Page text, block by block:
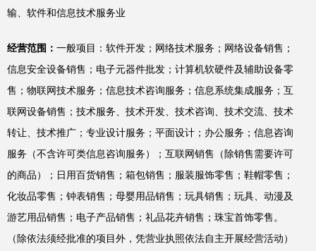
输、软件和信息技术服务业
经营范围： 一般项目：软件开发；网络技术服务；网络设备销售；
信息安全设备销售；电子元器件批发；计算机软硬件及辅助设备零
售；物联网技术服务；信息技术咨询服务；信息系统集成服务；互
联网设备销售；技术服务、技术开发、技术咨询、技术交流、技术
转让、技术推广；专业设计服务；平面设计；办公服务；信息咨询
服务（不含许可类信息咨询服务）；互联网销售（除销售需要许可
的商品）；日用百货销售；箱包销售；服装服饰零售；鞋帽零售；
化妆品零售；钟表销售；母婴用品销售；玩具销售；玩具、动漫及
游艺用品销售；电子产品销售；礼品花卉销售；珠宝首饰零售。
（除依法须经批准的项目外，凭营业执照依法自主开展经营活动）